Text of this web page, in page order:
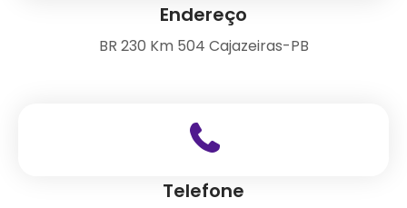
Endereço
BR 230 Km 504 Cajazeiras-PB
Telefone